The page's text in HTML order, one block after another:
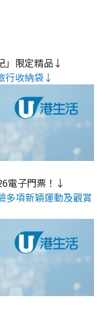
」限定精品↓
行收納袋↓
電子門票！↓
多項新穎運動及觀賞